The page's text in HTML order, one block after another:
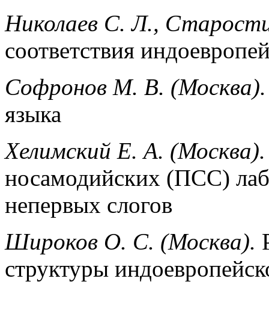
Николаев С. Л.,
соответствия
Софронов М. В. (Москва).
языка
Хелимский Е. А. (Москва).
носамодийских (ПСС)
непервых слогов
Широков О. С. (Москва).
структуры